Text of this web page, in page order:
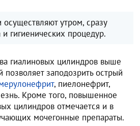
утром, сразу
гигиенических процедур.
гиалиновых цилиндров выше
заподозрить острый
, пиелонефрит,
Кроме того, повышенное
цилиндров отмечается и в
мочегонные препараты.